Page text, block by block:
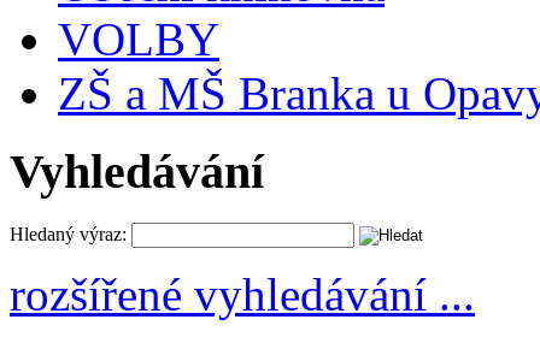
VOLBY
ZŠ a MŠ Branka u
Vyhledávání
Hledaný výraz:
rozšířené vyhledávání ...